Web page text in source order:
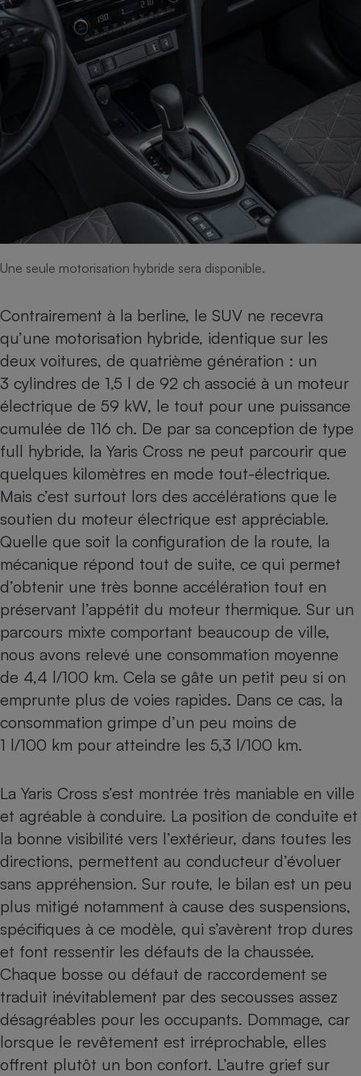
Une seule motorisation hybride sera disponible.
Contrairement à la berline, le SUV ne recevra
qu’une motorisation hybride, identique sur les
deux voitures, de quatrième génération : un
3 cylindres de 1,5 l de 92 ch associé à un moteur
électrique de 59 kW, le tout pour une puissance
cumulée de 116 ch. De par sa conception de type
full hybride, la Yaris Cross ne peut parcourir que
quelques kilomètres en mode tout-électrique.
Mais c’est surtout lors des accélérations que le
soutien du moteur électrique est appréciable.
Quelle que soit la configuration de la route, la
mécanique répond tout de suite, ce qui permet
d’obtenir une très bonne accélération tout en
préservant l’appétit du moteur thermique. Sur un
parcours mixte comportant beaucoup de ville,
nous avons relevé une consommation moyenne
de 4,4 l/100 km. Cela se gâte un petit peu si on
emprunte plus de voies rapides. Dans ce cas, la
consommation grimpe d’un peu moins de
1 l/100 km pour atteindre les 5,3 l/100 km.
La Yaris Cross s’est montrée très maniable en ville
et agréable à conduire. La position de conduite et
la bonne visibilité vers l’extérieur, dans toutes les
directions, permettent au conducteur d’évoluer
sans appréhension. Sur route, le bilan est un peu
plus mitigé notamment à cause des suspensions,
spécifiques à ce modèle, qui s’avèrent trop dures
et font ressentir les défauts de la chaussée.
Chaque bosse ou défaut de raccordement se
traduit inévitablement par des secousses assez
désagréables pour les occupants. Dommage, car
lorsque le revêtement est irréprochable, elles
offrent plutôt un bon confort. L’autre grief sur